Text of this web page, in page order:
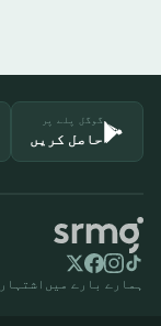
گوگل پلے پر
حاصل کریں
ہمارے بارے میں اشتہار